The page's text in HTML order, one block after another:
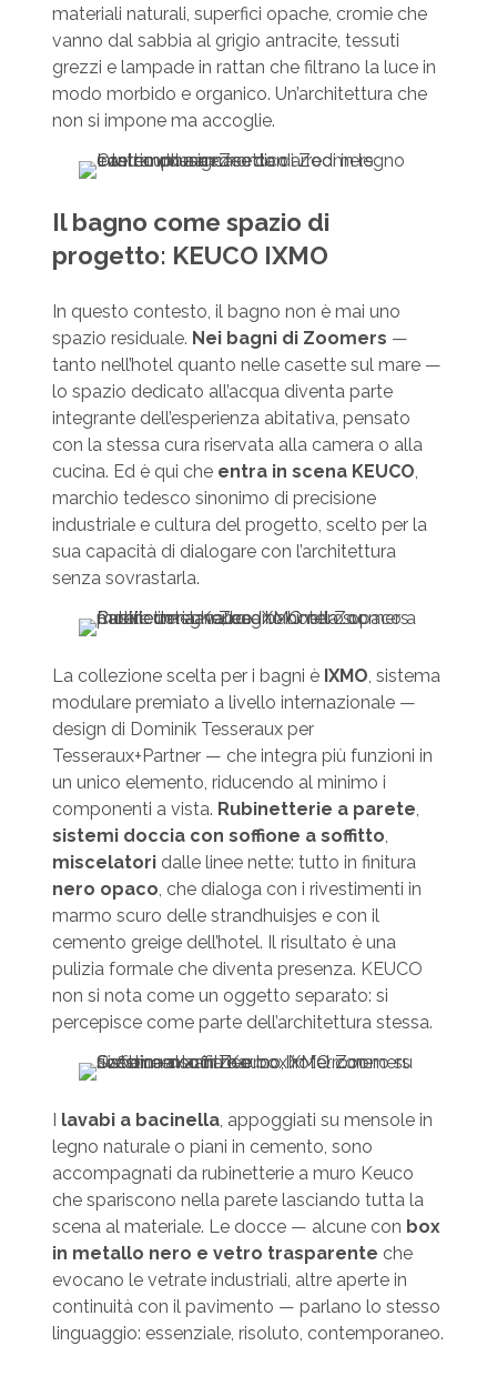
materiali naturali, superfici opache, cromie che
vanno dal sabbia al grigio antracite, tessuti
grezzi e lampade in rattan che filtrano la luce in
modo morbido e organico. Un’architettura che
non si impone ma accoglie.
Il bagno come spazio di
progetto: KEUCO IXMO
In questo contesto, il bagno non è mai uno
spazio residuale. Nei bagni di Zoomers —
tanto nell’hotel quanto nelle casette sul mare —
lo spazio dedicato all’acqua diventa parte
integrante dell’esperienza abitativa, pensato
con la stessa cura riservata alla camera o alla
cucina. Ed è qui che entra in scena KEUCO,
marchio tedesco sinonimo di precisione
industriale e cultura del progetto, scelto per la
sua capacità di dialogare con l’architettura
senza sovrastarla.
La collezione scelta per i bagni è IXMO, sistema
modulare premiato a livello internazionale —
design di Dominik Tesseraux per
Tesseraux+Partner — che integra più funzioni in
un unico elemento, riducendo al minimo i
componenti a vista. Rubinetterie a parete,
sistemi doccia con soffione a soffitto,
miscelatoridalle linee nette: tutto in finitura
nero opaco, che dialoga con i rivestimenti in
marmo scuro delle strandhuisjes e con il
cemento greige dell’hotel. Il risultato è una
pulizia formale che diventa presenza. KEUCO
non si nota come un oggetto separato: si
percepisce come parte dell’architettura stessa.
I lavabi a bacinella, appoggiati su mensole in
legno naturale o piani in cemento, sono
accompagnati da rubinetterie a muro Keuco
che spariscono nella parete lasciando tutta la
scena al materiale. Le docce — alcune con box
in metallo nero e vetro trasparente che
evocano le vetrate industriali, altre aperte in
continuità con il pavimento — parlano lo stesso
linguaggio: essenziale, risoluto, contemporaneo.